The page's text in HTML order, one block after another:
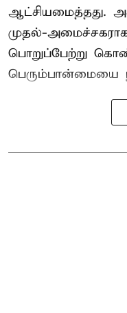
ஆட்சியமைத்தது.
முதல்-
பொறுப்பேற்று
பெரும்பான்மையை